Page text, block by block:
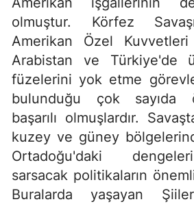
olmuştur. Körfez
Amerikan Özel Kuvvetleri
Arabistan ve Türkiye'de
füzelerini yok etme
bulunduğu çok sayıda
başarılı olmuşlardır.
kuzey ve güney
Ortadoğu'daki
sarsacak politikaların
Buralarda yaşayan